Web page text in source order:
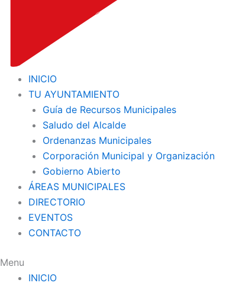
INICIO
TU AYUNTAMIENTO
Guía de Recursos Municipales
Saludo del Alcalde
Ordenanzas Municipales
Corporación Municipal y Organización
Gobierno Abierto
ÁREAS MUNICIPALES
DIRECTORIO
EVENTOS
CONTACTO
Menu
INICIO